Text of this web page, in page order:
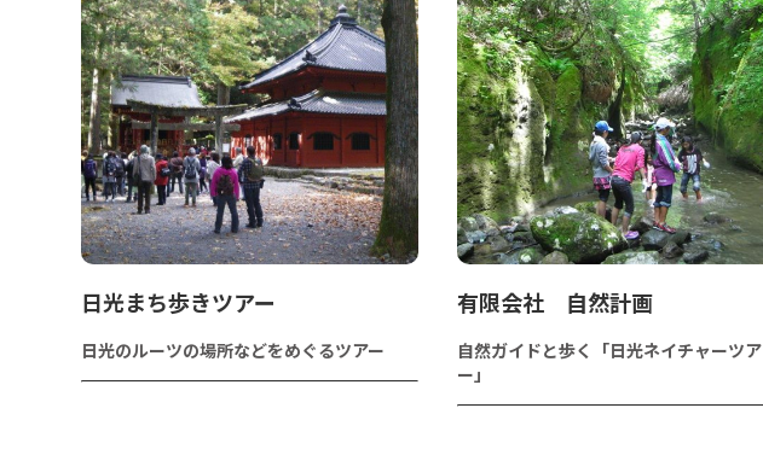
日光まち歩きツアー
日光のルーツの場所などをめぐるツアー
有限会社 自然計画
自然ガイドと歩く「日光ネイチャーツア
ー」